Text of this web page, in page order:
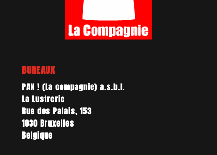
BUREAUX
PAN ! (La compagnie) a.s.b.l.
La Lustrerie
Rue des Palais, 153
1030 Bruxelles
Belgique